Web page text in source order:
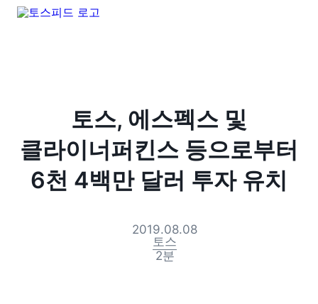
토스, 에스펙스 및
클라이너퍼킨스 등으로부터
6천 4백만 달러 투자 유치
2019.08.08
토스
2분